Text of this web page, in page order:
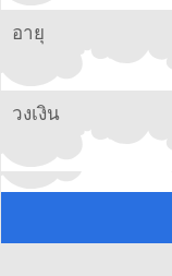
อายุ
วงเงิน